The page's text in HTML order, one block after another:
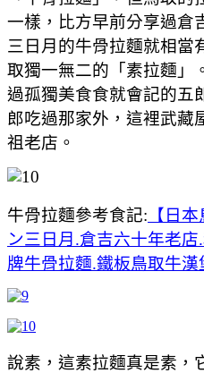
一樣，比方早前分享過倉
三日月的牛骨拉麵就相當
取獨一無二的「素拉麵」
過孤獨美食食就會記的五
郎吃過那家外，這裡武藏
祖老店。
牛骨拉麵參考食記: 【日
ン三日月.倉吉六十年老
牌牛骨拉麵.鐵板鳥取牛漢
說素，這素拉麵真是素，